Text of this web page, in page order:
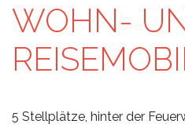
WOHN-
5 Stellplätze, hinter der